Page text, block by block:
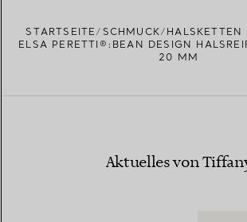
STARTSEITE SCHMUCK
HALSKETTEN
ELSA PERETTI®:BEAN DESIGN
20 MM
Aktuelles von